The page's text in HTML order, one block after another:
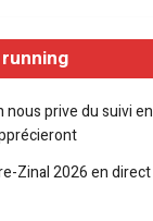
nous prive du suivi
Zinal 2026 en